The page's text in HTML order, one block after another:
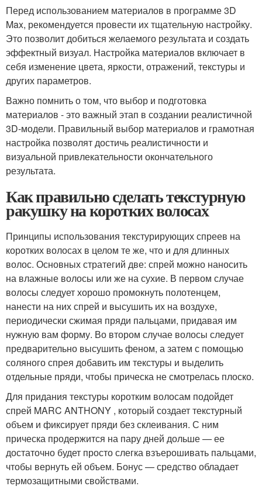
Перед использованием материалов в программе 3D
Max, рекомендуется провести их тщательную настройку.
Это позволит добиться желаемого результата и создать
эффектный визуал. Настройка материалов включает в
себя изменение цвета, яркости, отражений, текстуры и
других параметров.
Важно помнить о том, что выбор и подготовка
материалов - это важный этап в создании реалистичной
3D-модели. Правильный выбор материалов и грамотная
настройка позволят достичь реалистичности и
визуальной привлекательности окончательного
результата.
Как правильно сделать текстурную
ракушку на коротких волосах
Принципы использования текстурирующих спреев на
коротких волосах в целом те же, что и для длинных
волос. Основных стратегий две: спрей можно наносить
на влажные волосы или же на сухие. В первом случае
волосы следует хорошо промокнуть полотенцем,
нанести на них спрей и высушить их на воздухе,
периодически сжимая пряди пальцами, придавая им
нужную вам форму. Во втором случае волосы следует
предварительно высушить феном, а затем с помощью
соляного спрея добавить им текстуры и выделить
отдельные пряди, чтобы прическа не смотрелась плоско.
Для придания текстуры коротким волосам подойдет
спрей MARC ANTHONY , который создает текстурный
объем и фиксирует пряди без склеивания. С ним
прическа продержится на пару дней дольше — ее
достаточно будет просто слегка взъерошивать пальцами,
чтобы вернуть ей объем. Бонус — средство обладает
термозащитными свойствами.